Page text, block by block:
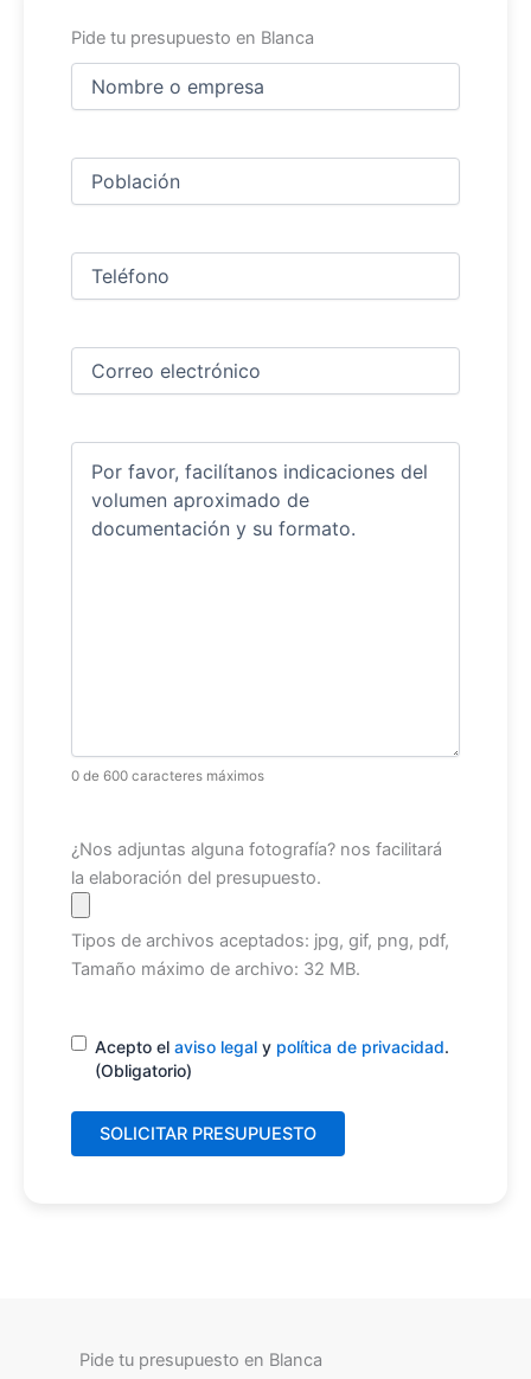
Pide tu presupuesto en Blanca
Nombre
Ciudad
Teléfono
Correo
electrónico (Obligatorio)
Comentarios
0 de 600 caracteres máximos
Archivo
¿Nos adjuntas alguna fotografía? nos facilitará
la elaboración del presupuesto.
Tipos de archivos aceptados: jpg, gif, png, pdf,
Tamaño máximo de archivo: 32 MB.
Consentimiento(Obligatorio)
Acepto el aviso legal y política de privacidad.
(Obligatorio)
Pide tu presupuesto en Blanca